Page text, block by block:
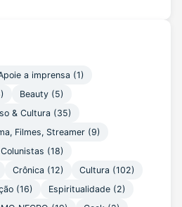
a imprensa (1)
Beauty (5)
& Cultura (35)
Filmes, Streamer (9)
Colunistas (18)
Crônica (12) Cultura (102)
(16) Espiritualidade (2)